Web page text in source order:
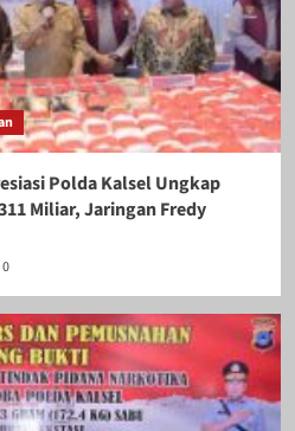
Polda Kalsel Ungkap
Miliar, Jaringan Fredy
0